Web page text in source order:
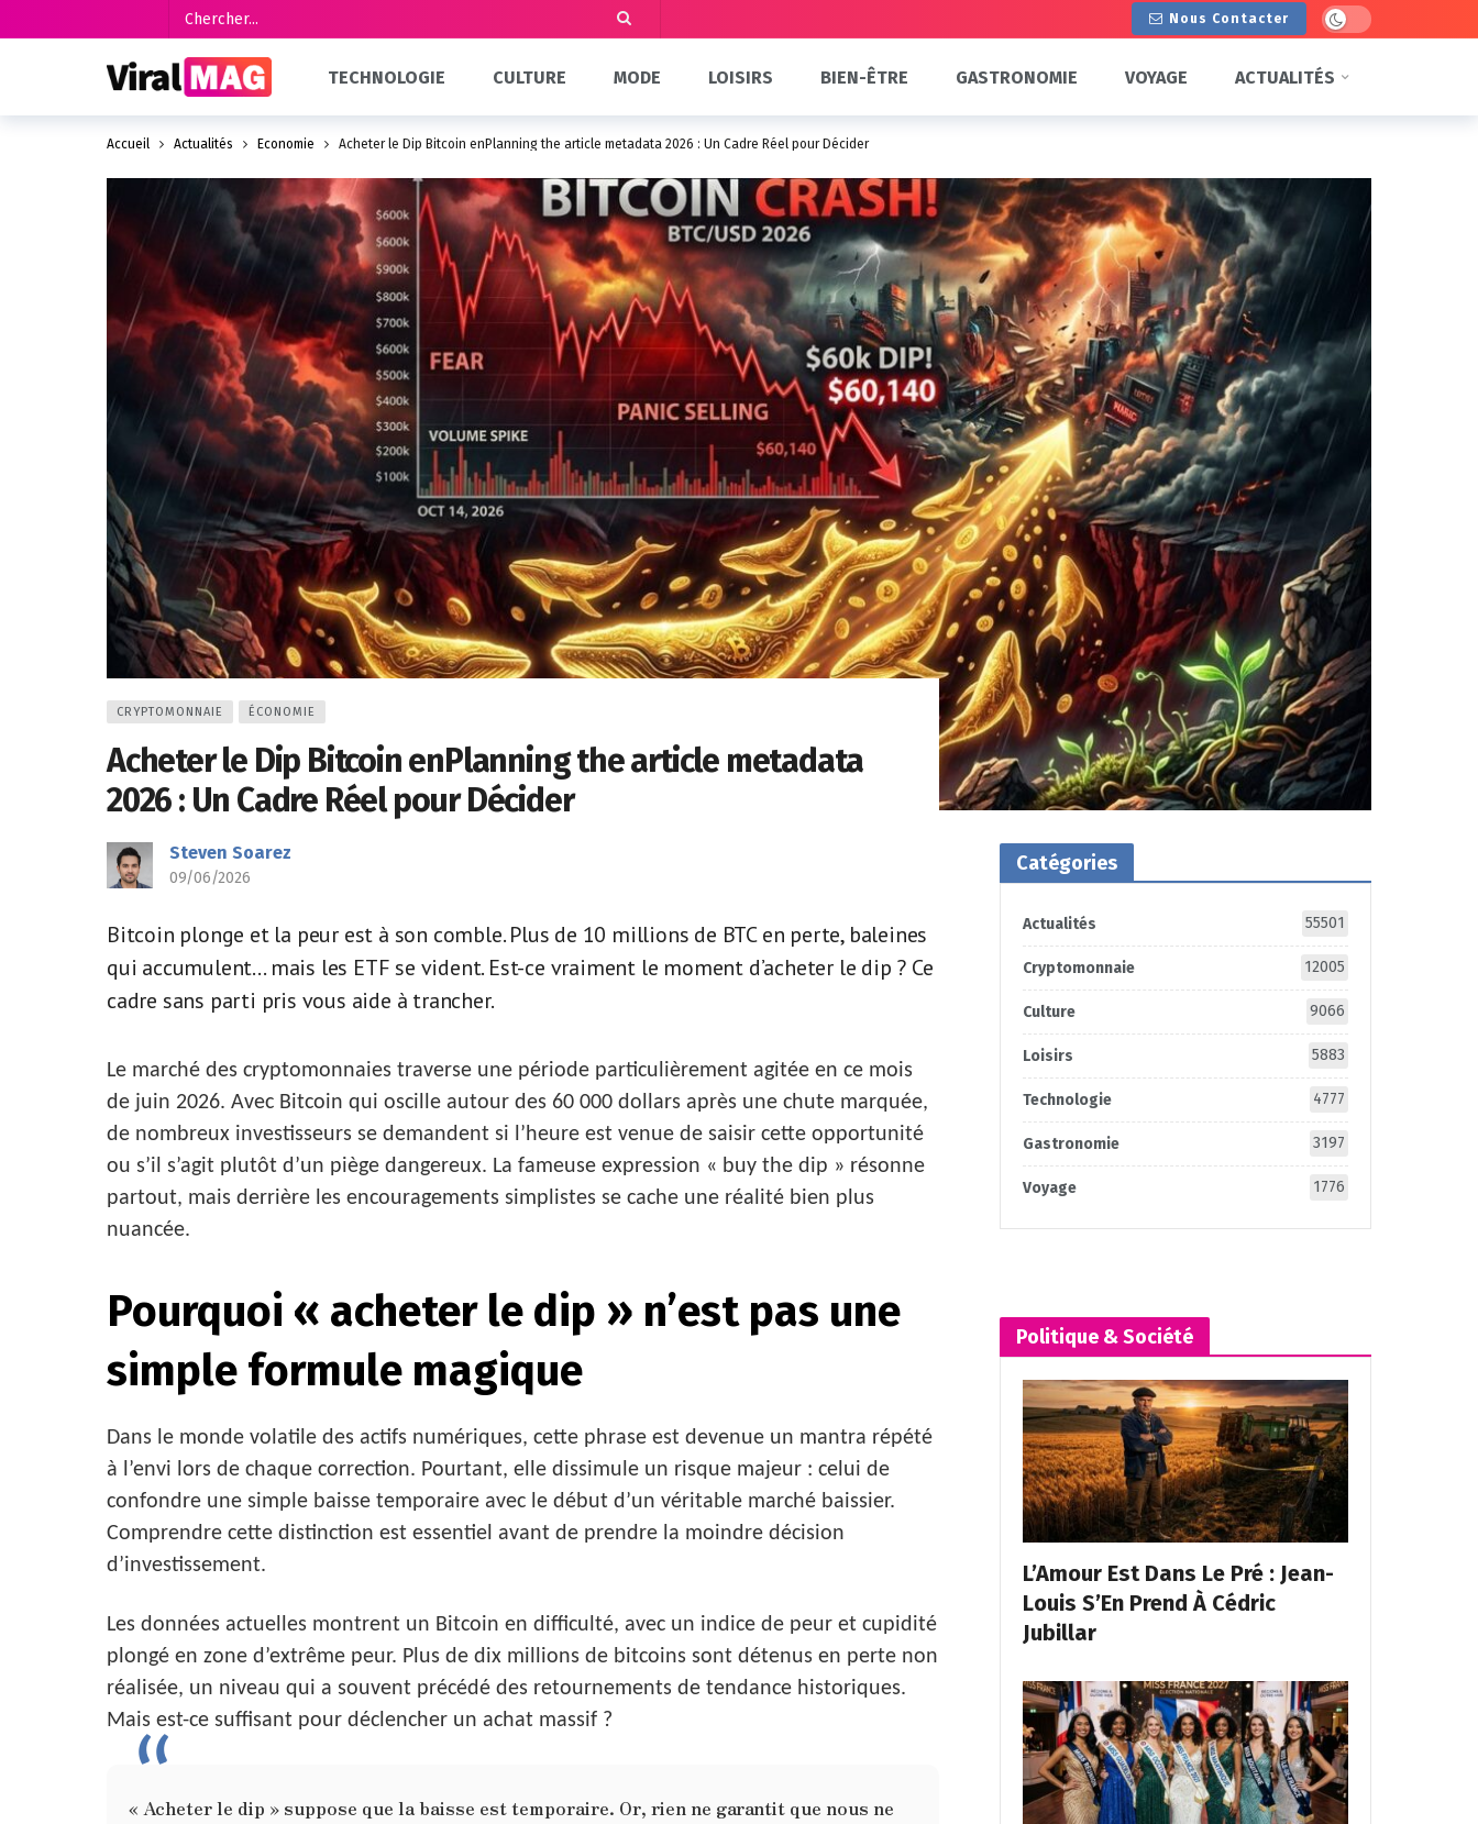
Nous Contacter Dark mode
TECHNOLOGIE CULTURE MODE LOISIRS BIEN-ÊTRE GASTRONOMIE VOYAGE ACTUALITÉS
Accueil Actualités Économie Acheter le Dip Bitcoin enPlanning the article metadata 2026 : Un Cadre Réel pour Décider
CRYPTOMONNAIE ÉCONOMIE
Acheter le Dip Bitcoin enPlanning the article metadata
2026 : Un Cadre Réel pour Décider
Steven Soarez
09/06/2026
Bitcoin plonge et la peur est à son comble. Plus de 10 millions de BTC en perte, baleines
qui accumulent… mais les ETF se vident. Est-ce vraiment le moment d’acheter le dip ? Ce
cadre sans parti pris vous aide à trancher.
Le marché des cryptomonnaies traverse une période particulièrement agitée en ce mois
de juin 2026. Avec Bitcoin qui oscille autour des 60 000 dollars après une chute marquée,
de nombreux investisseurs se demandent si l’heure est venue de saisir cette opportunité
ou s’il s’agit plutôt d’un piège dangereux. La fameuse expression « buy the dip » résonne
partout, mais derrière les encouragements simplistes se cache une réalité bien plus
nuancée.
Pourquoi « acheter le dip » n’est pas une
simple formule magique
Dans le monde volatile des actifs numériques, cette phrase est devenue un mantra répété
à l’envi lors de chaque correction. Pourtant, elle dissimule un risque majeur : celui de
confondre une simple baisse temporaire avec le début d’un véritable marché baissier.
Comprendre cette distinction est essentiel avant de prendre la moindre décision
d’investissement.
Les données actuelles montrent un Bitcoin en difficulté, avec un indice de peur et cupidité
plongé en zone d’extrême peur. Plus de dix millions de bitcoins sont détenus en perte non
réalisée, un niveau qui a souvent précédé des retournements de tendance historiques.
Mais est-ce suffisant pour déclencher un achat massif ?
« Acheter le dip » suppose que la baisse est temporaire. Or, rien ne garantit que nous ne
Catégories
Actualités 55501
Cryptomonnaie 12005
Culture 9066
Loisirs 5883
Technologie 4777
Gastronomie 3197
Voyage 1776
Politique & Société
L’Amour Est Dans Le Pré : Jean-
Louis S’En Prend À Cédric
Jubillar